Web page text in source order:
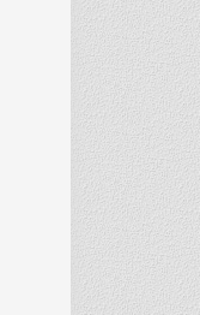
Филиппов
23.11.2025
В этот раз
чётко по
детали, помогли
стабильность!